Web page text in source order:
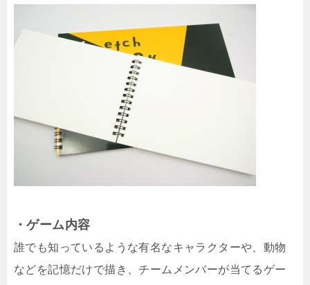
・ゲーム内容
誰でも知っているような有名なキャラクターや、動物
などを記憶だけで描き、チームメンバーが当てるゲー